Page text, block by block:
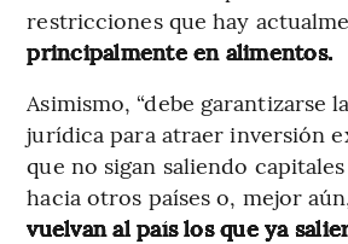
restricciones que hay
principalmente en alimentos.
Asimismo, “debe garantizarse
jurídica para atraer inversión
que no sigan saliendo
hacia otros países o, mejor aún,
vuelvan al país los que ya